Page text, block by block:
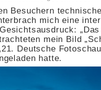
Besuchern
mich eine
mein Bild
Deutsche
hatte.